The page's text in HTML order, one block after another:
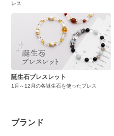
レス
誕生石ブレスレット
1月～12月の各誕生石を使ったブレス
ブランド